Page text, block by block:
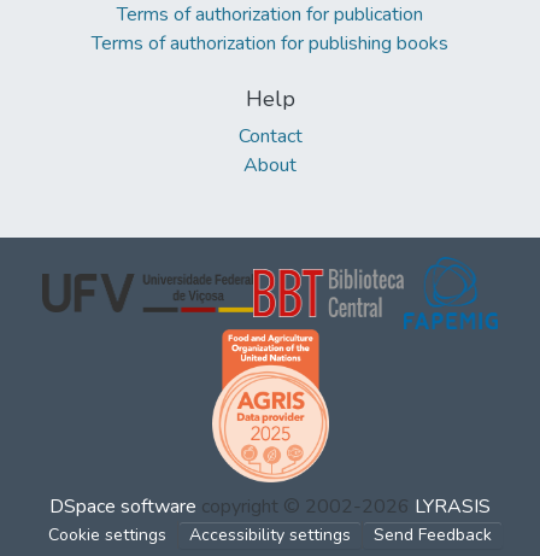
Terms of authorization for publication
Terms of authorization for publishing books
Help
Contact
About
DSpace software copyright © 2002-2026 LYRASIS
Cookie settings Accessibility settings Send Feedback